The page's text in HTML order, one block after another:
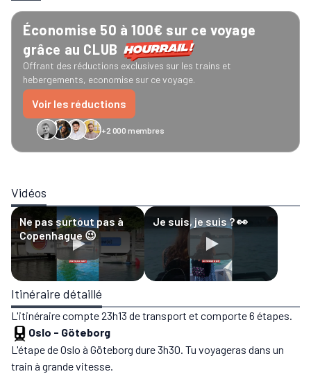
Économise 50 à 100€ sur ce voyage
grâce au CLUB
Offrant des réductions exclusives sur les trains et
hebergements, economise sur ce voyage.
Voir les réductions
+2 000 membres
GreenGo Caledonian
Vidéos
Ne pas surtout pas à
Copenhague 😉
Je suis, je suis ? 👀
Itinéraire détaillé
L'itinéraire compte 23h13 de transport et comporte 6 étapes.
Oslo - Göteborg
L'étape de Oslo à Göteborg dure 3h30. Tu voyageras dans un
train à grande vitesse.